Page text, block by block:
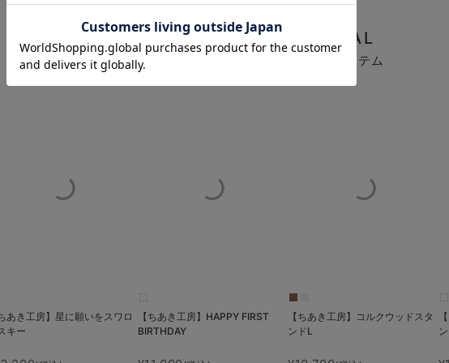
NEW ARRIVAL
ちあき工房の最新アイテム
あき工房】星に願いをスワロ
キー
【ちあき工房】HAPPY FIRST
BIRTHDAY
【ちあき工房】コルクウッドスタ
ンドL
お気に入り商品を確認する